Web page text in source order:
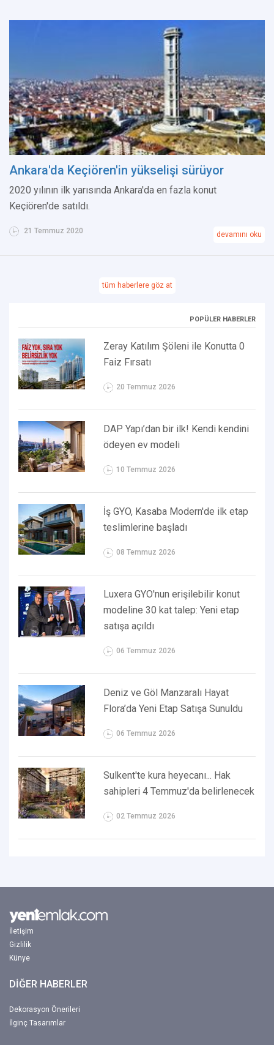
Ankara'da Keçiören'in yükselişi sürüyor
2020 yılının ilk yarısında Ankara'da en fazla konut
Keçiören'de satıldı.
21 Temmuz 2020 devamını oku
tüm haberlere göz at
POPÜLER HABERLER
Zeray Katılım Şöleni ile Konutta 0
Faiz Fırsatı
20 Temmuz 2026
DAP Yapı’dan bir ilk! Kendi kendini
ödeyen ev modeli
10 Temmuz 2026
İş GYO, Kasaba Modern'de ilk etap
teslimlerine başladı
08 Temmuz 2026
Luxera GYO'nun erişilebilir konut
modeline 30 kat talep: Yeni etap
satışa açıldı
06 Temmuz 2026
Deniz ve Göl Manzaralı Hayat
Flora’da Yeni Etap Satışa Sunuldu
06 Temmuz 2026
Sulkent'te kura heyecanı... Hak
sahipleri 4 Temmuz'da belirlenecek
02 Temmuz 2026
İletişim
Gizlilik
Künye
DİĞER HABERLER
Dekorasyon Önerileri
İlginç Tasarımlar